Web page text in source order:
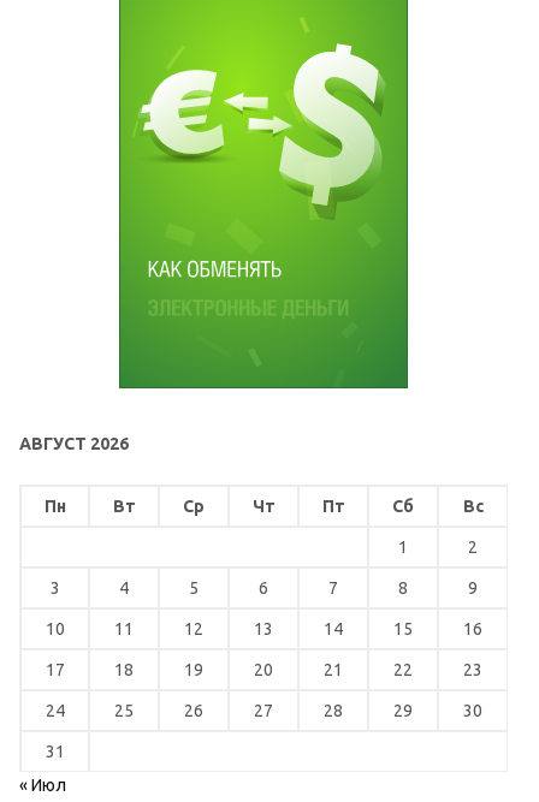
АВГУСТ 2026
Пн Вт Ср Чт Пт Сб Вс
1 2
3 4 5 6 7 8 9
10 11 12 13 14 15 16
17 18 19 20 21 22 23
24 25 26 27 28 29 30
31
« Июл